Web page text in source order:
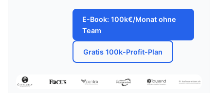
E-Book: 100k€/Monat ohne
Team
Gratis 100k-Profit-Plan